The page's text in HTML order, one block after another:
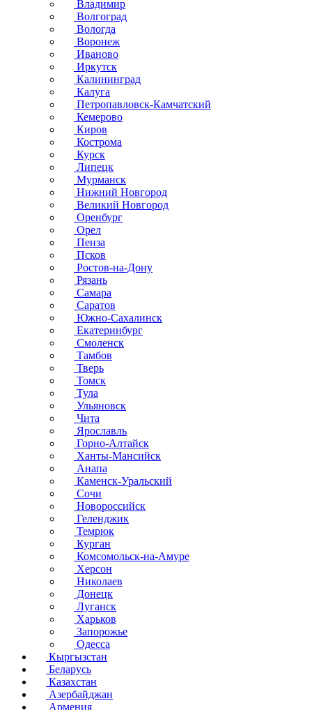
Владимир
Волгоград
Вологда
Воронеж
Иваново
Иркутск
Калининград
Калуга
Петропавловск-Камчатский
Кемерово
Киров
Кострома
Курск
Липецк
Мурманск
Нижний Новгород
Великий Новгород
Оренбург
Орел
Пенза
Псков
Ростов-на-Дону
Рязань
Самара
Саратов
Южно-Сахалинск
Екатеринбург
Смоленск
Тамбов
Тверь
Томск
Тула
Ульяновск
Чита
Ярославль
Горно-Алтайск
Ханты-Мансийск
Анапа
Каменск-Уральский
Сочи
Новороссийск
Геленджик
Темрюк
Курган
Комсомольск-на-Амуре
Херсон
Николаев
Донецк
Луганск
Харьков
Запорожье
Одесса
Кыргызстан
Беларусь
Казахстан
Азербайджан
Армения